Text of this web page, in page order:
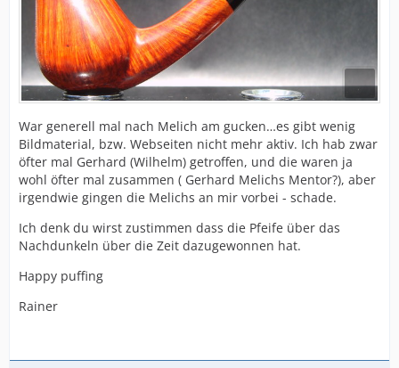
War generell mal nach Melich am gucken…es gibt wenig
Bildmaterial, bzw. Webseiten nicht mehr aktiv. Ich hab zwar
öfter mal Gerhard (Wilhelm) getroffen, und die waren ja
wohl öfter mal zusammen ( Gerhard Melichs Mentor?), aber
irgendwie gingen die Melichs an mir vorbei - schade.
Ich denk du wirst zustimmen dass die Pfeife über das
Nachdunkeln über die Zeit dazugewonnen hat.
Happy puffing
Rainer